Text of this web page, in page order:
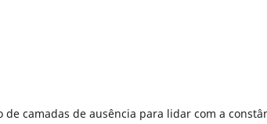
de camadas de ausência para lidar com a